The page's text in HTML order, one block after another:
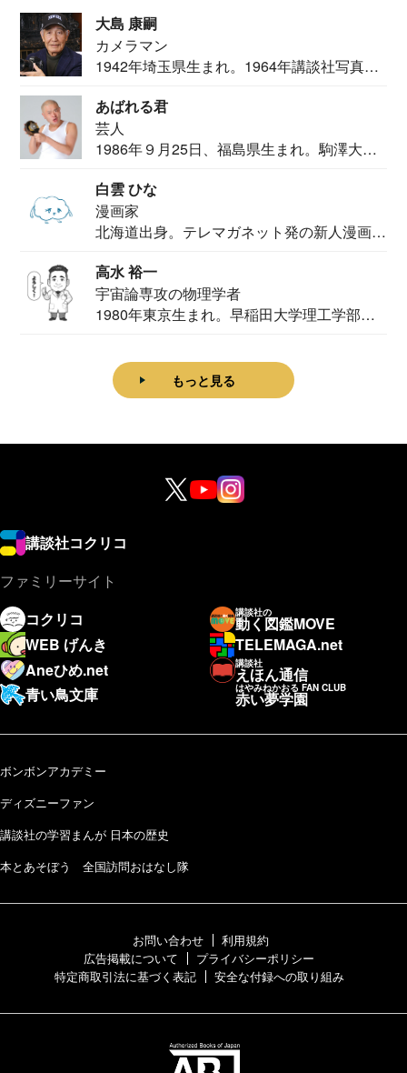
大島 康嗣
カメラマン
1942年埼玉県生まれ。1964年講談社写真部
あばれる君
芸人
1986年９月25日、福島県生まれ。駒澤大学
白雲 ひな
漫画家
北海道出身。テレマガネット発の新人漫画
高水 裕一
宇宙論専攻の物理学者
1980年東京生まれ。早稲田大学理工学部物
もっと見る
講談社コクリコ
ファミリーサイト
コクリコ
講談社の
動く図鑑MOVE
WEB げんき
TELEMAGA.net
Aneひめ.net
講談社
えほん通信
青い鳥文庫
はやみねかおる FAN CLUB
赤い夢学園
ボンボンアカデミー
ディズニーファン
講談社の学習まんが 日本の歴史
本とあそぼう 全国訪問おはなし隊
お問い合わせ
利用規約
広告掲載について
プライバシーポリシー
特定商取引法に基づく表記
安全な付録への取り組み